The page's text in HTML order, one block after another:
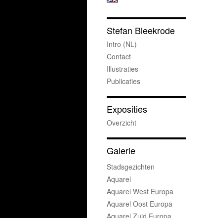
Stefan Bleekrode
Intro (NL)
Contact
Illustraties
Publicaties
Exposities
Overzicht
Galerie
Stadsgezichten
Aquarel
Aquarel West Europa
Aquarel Oost Europa